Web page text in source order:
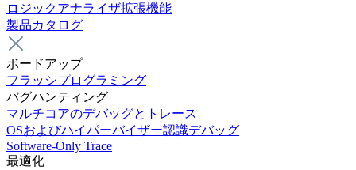
ロジックアナライザ拡張機能
製品カタログ
ボードアップ
フラッシプログラミング
バグハンティング
マルチコアのデバッグとトレース
OSおよびハイパーバイザー認識デバッグ
Software-Only Trace
最適化